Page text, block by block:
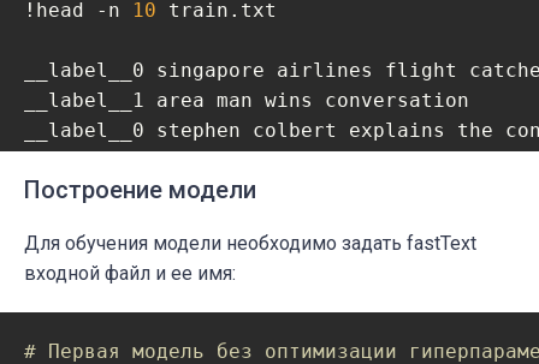
!head -n
10 train.txt
__label__0 singapore airlines flight
__label__1 area man wins conversation
__label__0 stephen colbert explains the
__label__1 quiet riot speaks out against
Построение модели
Для обучения модели необходимо задать fastText
входной файл и ее имя:
# Первая модель без оптимизации